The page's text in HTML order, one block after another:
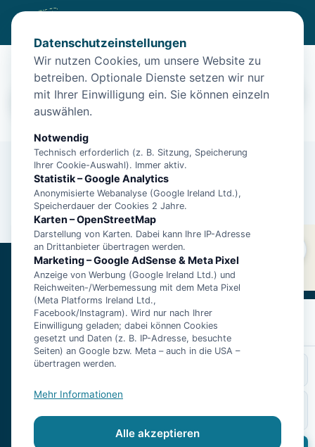
Unterkünfte in Utarp
Utarp
14.08. – 21.08. · 2 Gäste
Suche ändern
WOHIN
2 Erw.
Utarp
14.08. – 21.08. · 2 Gäste
Um die Karte anzuzeigen, musst du externe Inhalte
(OpenStreetMap)akzeptieren.
Ostfriesland1.de
Über 16.000 Unterkünfte an der ostfriesischen Nordseeküste.
Finde Ferienwohnungen, Ferienhäuser und Hotels nach Ort oder
Thema.
♿ Barrierefreie Unterkünfte in Ostfriesland – Nordseeurlaub
🏖️ Strandnahe Unterkünfte an der Nordsee in Ostfriesland –
wo Sie wirklich nah am Wasser wohnen
Datenschutzeinstellungen
Wir nutzen Cookies, um unsere Website zu
betreiben. Optionale Dienste setzen wir nur
mit Ihrer Einwilligung ein. Sie können einzeln
auswählen.
Notwendig
Technisch erforderlich (z. B. Sitzung, Speicherung
Ihrer Cookie-Auswahl). Immer aktiv.
Statistik – Google Analytics
Anonymisierte Webanalyse (Google Ireland Ltd.),
Speicherdauer der Cookies 2 Jahre.
Karten – OpenStreetMap
Darstellung von Karten. Dabei kann Ihre IP-Adresse
an Drittanbieter übertragen werden.
Marketing – Google AdSense & Meta Pixel
Anzeige von Werbung (Google Ireland Ltd.) und
Reichweiten-/Werbemessung mit dem Meta Pixel
(Meta Platforms Ireland Ltd.,
Facebook/Instagram). Wird nur nach Ihrer
Einwilligung geladen; dabei können Cookies
gesetzt und Daten (z. B. IP-Adresse, besuchte
Seiten) an Google bzw. Meta – auch in die USA –
übertragen werden.
Mehr Informationen
Alle akzeptieren